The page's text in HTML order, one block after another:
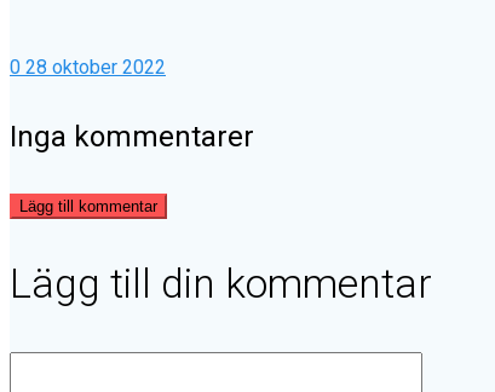
0 28 oktober 2022
Inga kommentarer
Lägg till kommentar
Lägg till din kommentar